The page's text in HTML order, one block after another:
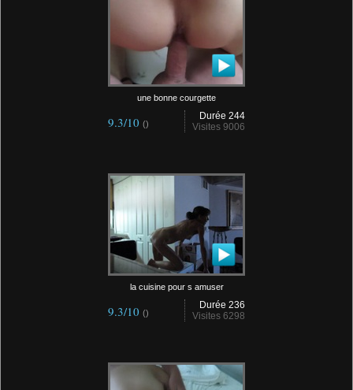
une bonne courgette
Durée 244
Visites 9006
9.3/10 ()
la cuisine pour s amuser
Durée 236
Visites 6298
9.3/10 ()